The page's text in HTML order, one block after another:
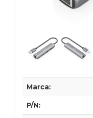
Marca:
P/N: